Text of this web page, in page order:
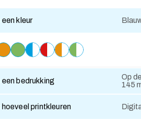
een kleur
een bedrukking
Op
145
hoeveel printkleuren